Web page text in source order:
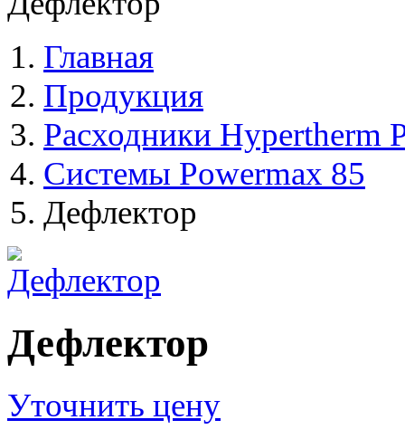
Главная
Продукция
Расходники Hypertherm
Системы Powermax 85
Дефлектор
Дефлектор
Уточнить цену